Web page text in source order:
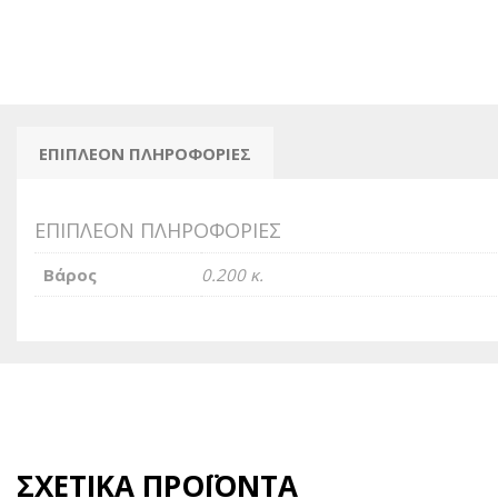
ΕΠΙΠΛΈΟΝ ΠΛΗΡΟΦΟΡΊΕΣ
ΕΠΙΠΛΈΟΝ ΠΛΗΡΟΦΟΡΊΕΣ
Βάρος 0.200 κ.
ΣΧΕΤΙΚΆ ΠΡΟΪΌΝΤΑ